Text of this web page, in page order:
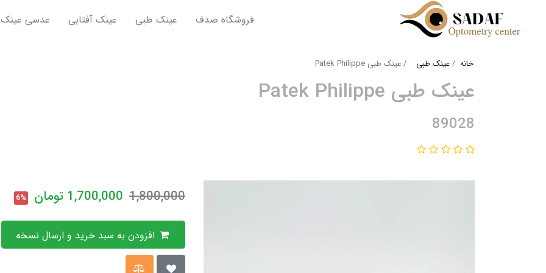
فروشگاه صدف عینک طبی عینک آفتابی عدسی عینک
خانه عینک طبی عینک طبی Patek Philippe
عینک طبی Patek Philippe
89028
1,800,000
1,700,000 تومان 6%